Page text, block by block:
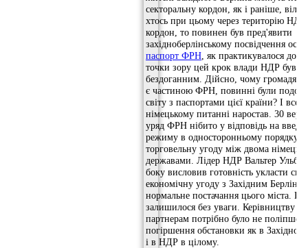
секторальну кордон, як і раніше,
хтось при цьому через територію НДР
кордон, то повинен був пред'явити
західноберлінському посвідчення
паспорт ФРН , як практикувалося
точки зору цей крок влади НДР був
бездоганним. Дійсно, чому
є частиною ФРН, повинні були
світу з паспортами цієї країни? І все
німецькому питанні наростав. 30
уряд ФРН нібито у відповідь на
режиму в односторонньому порядку
торговельну угоду між двома
державами. Лідер НДР Вальтер
боку висловив готовність укласти
економічну угоду з Західним
нормальне постачання цього міста.
залишилося без уваги. Керівництву
партнерам потрібно було не
погіршення обстановки як в
і в НДР в цілому.